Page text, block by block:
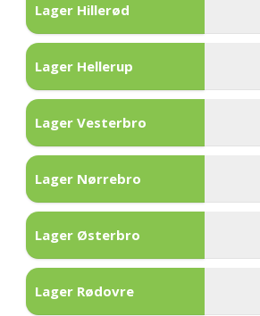
Lager Hillerød
Lager Hellerup
Lager Vesterbro
Lager Nørrebro
Lager Østerbro
Lager Rødovre